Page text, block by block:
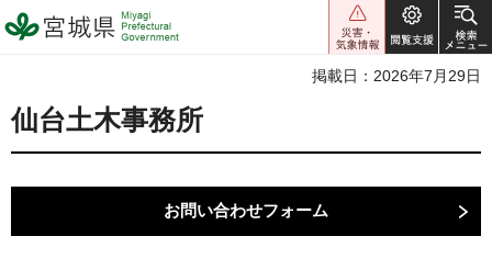
宮城県 Miyagi Prefectural
Government
掲載日：2026年7月29日
仙台土木事務所